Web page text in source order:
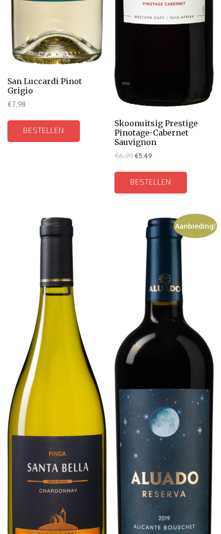
San Luccardi Pinot
Grigio
€7.98
BESTELLEN
Skoonuitsig Prestige
Pinotage-Cabernet
Sauvignon
€6.99€5.49
BESTELLEN
Aanbieding!